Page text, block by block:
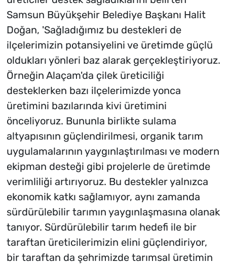
Samsun Büyükşehir Belediye Başkanı Halit
Doğan, 'Sağladığımız bu destekleri de
ilçelerimizin potansiyelini ve üretimde güçlü
oldukları yönleri baz alarak gerçekleştiriyoruz.
Örneğin Alaçam'da çilek üreticiliği
desteklerken bazı ilçelerimizde yonca
üretimini bazılarında kivi üretimini
önceliyoruz. Bununla birlikte sulama
altyapısının güçlendirilmesi, organik tarım
uygulamalarının yaygınlaştırılması ve modern
ekipman desteği gibi projelerle de üretimde
verimliliği artırıyoruz. Bu destekler yalnızca
ekonomik katkı sağlamıyor, aynı zamanda
sürdürülebilir tarımın yaygınlaşmasına olanak
tanıyor. Sürdürülebilir tarım hedefi ile bir
taraftan üreticilerimizin elini güçlendiriyor,
bir taraftan da şehrimizde tarımsal üretimin